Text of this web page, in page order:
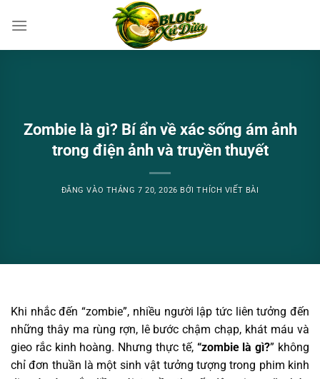
qua
Zombie là gì? Bí ẩn về xác sống ám ảnh
trong điện ảnh và truyền thuyết
ĐĂNG VÀO THÁNG 7 20, 2026 BỞITHÍCH VIẾT BÀI
Khi nhắc đến “zombie”, nhiều người lập tức liên tưởng đến
những thây ma rùng rợn, lê bước chậm chạp, khát máu và
gieo rắc kinh hoàng. Nhưng thực tế, “zombie là gì?” không
chỉ đơn thuần là một sinh vật tưởng tượng trong phim kinh